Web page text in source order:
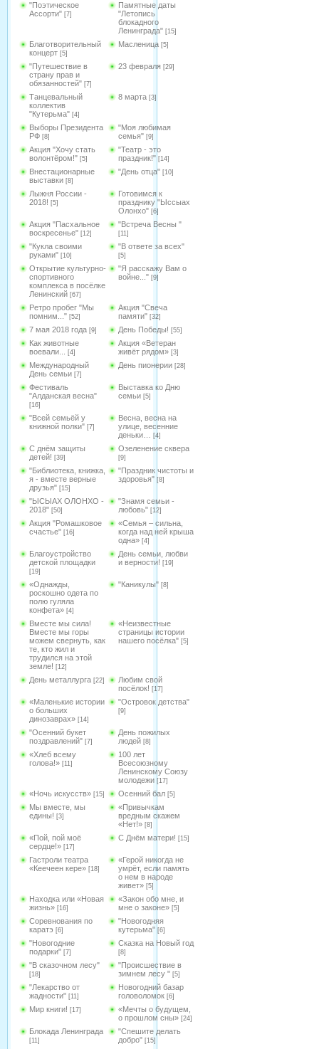
"Поэтическое
Ассорти" [7]
Памятные даты
"Летопись
блокадного
Ленинграда" [15]
Благотворительный
концерт [5]
Масленица [5]
"Путешествие в
страну прав и
обязанностей" [7]
23 февраля [29]
Танцевальный
коллектив
"Кутерьма" [4]
8 марта [3]
Выборы Президента
РФ [8]
"Моя любимая
семья" [9]
Акция "Хочу стать
волонтёром!" [5]
"Театр - это
праздник!" [14]
Внестационарные
выставки [8]
"День отца" [10]
Лыжня России -
2018! [5]
Готовимся к
празднику "Ыссыах
Олонхо" [6]
Акция "Пасхальное
воскресенье" [12]
"Встреча Весны "
[11]
"Кукла своими
руками" [10]
"В ответе за всех"
[5]
Открытие культурно-
спортивного
комплекса в посёлке
Ленинский [67]
"Я расскажу Вам о
войне..." [9]
Ретро пробег "Мы
помним..." [52]
Акция "Свеча
памяти" [32]
7 мая 2018 года [9] День Победы! [55]
Как животные
воевали...
[4]
Акция «Ветеран
живёт рядом» [3]
Международный
День семьи [7]
День пионерии [28]
Фестиваль
"Алданская весна"
[16]
Выставка ко Дню
семьи [5]
"Всей семьёй у
книжной полки" [7]
Весна, весна на
улице, весенние
деньки…
[4]
С днём защиты
детей! [39]
Озеленение сквера
[9]
"Библиотека, книжка,
я - вместе верные
друзья" [15]
"Праздник чистоты и
здоровья" [8]
"ЫСЫАХ ОЛОНХО -
2018" [50]
"Знамя семьи -
любовь" [12]
Акция "Ромашковое
счастье" [16]
«Семья – сильна,
когда над ней крыша
одна» [4]
Благоустройство
детской площадки
[19]
День семьи, любви
и верности! [19]
«Однажды,
роскошно одета по
полю гуляла
конфета» [4]
"Каникулы" [8]
Вместе мы сила!
Вместе мы горы
можем свернуть, как
те, кто жил и
трудился на этой
земле! [12]
«Неизвестные
страницы истории
нашего посёлка" [5]
День металлурга [22]
Любим свой
посёлок! [17]
«Маленькие истории
о больших
динозаврах» [14]
"Островок детства"
[9]
"Осенний букет
поздравлений" [7]
День пожилых
людей [8]
«Хлеб всему
голова!» [11]
100 лет
Всесоюзному
Ленинскому Союзу
молодежи [17]
«Ночь искусств» [15] Осенний бал [5]
Мы вместе, мы
едины! [3]
«Привычкам
вредным скажем
«Нет!» [8]
«Пой, пой моё
сердце!» [17]
С Днём матери! [15]
Гастроли театра
«Кеечеен кере» [18]
«Герой никогда не
умрёт, если память
о нем в народе
живет» [5]
Находка или «Новая
жизнь» [16]
«Закон обо мне, и
мне о законе» [5]
Соревнования по
каратэ [6]
"Новогодняя
кутерьма" [6]
"Новогодние
подарки" [7]
Сказка на Новый год
[8]
"В сказочном лесу"
[18]
"Происшествие в
зимнем лесу " [5]
"Лекарство от
жадности" [11]
Новогодний базар
головоломок [6]
Мир книги! [17]
«Мечты о будущем,
о прошлом сны» [24]
Блокада Ленинграда
[11]
"Спешите делать
добро" [15]